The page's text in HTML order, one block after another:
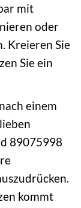
mit
oder
Kreieren Sie
Sie ein
einem
89075998
kommt